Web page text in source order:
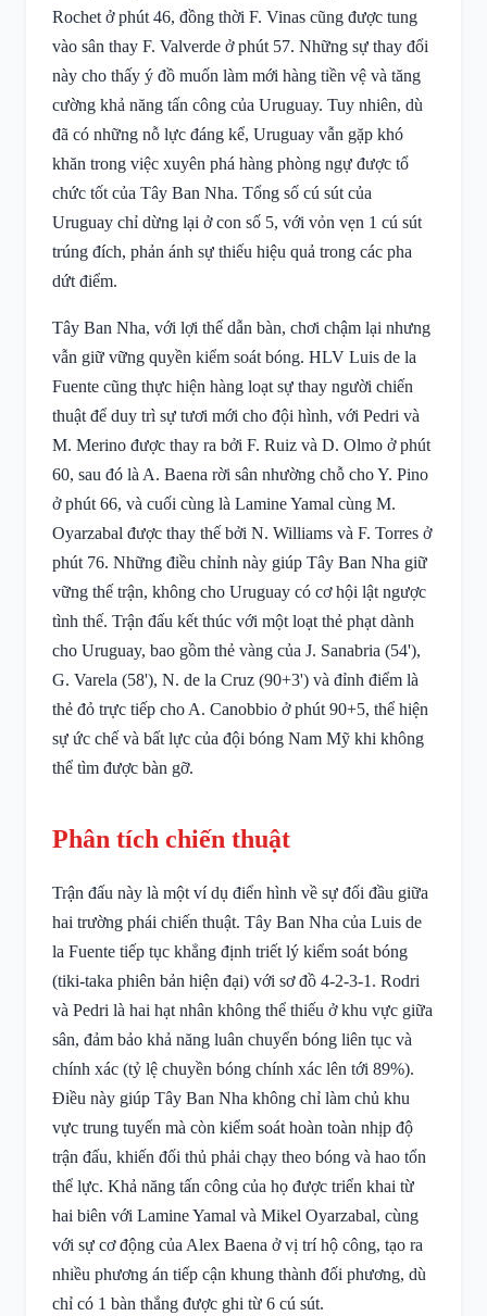
Rochet ở phút 46, đồng thời F. Vinas cũng được tung
vào sân thay F. Valverde ở phút 57. Những sự thay đổi
này cho thấy ý đồ muốn làm mới hàng tiền vệ và tăng
cường khả năng tấn công của Uruguay. Tuy nhiên, dù
đã có những nỗ lực đáng kể, Uruguay vẫn gặp khó
khăn trong việc xuyên phá hàng phòng ngự được tổ
chức tốt của Tây Ban Nha. Tổng số cú sút của
Uruguay chỉ dừng lại ở con số 5, với vỏn vẹn 1 cú sút
trúng đích, phản ánh sự thiếu hiệu quả trong các pha
dứt điểm.
Tây Ban Nha, với lợi thế dẫn bàn, chơi chậm lại nhưng
vẫn giữ vững quyền kiểm soát bóng. HLV Luis de la
Fuente cũng thực hiện hàng loạt sự thay người chiến
thuật để duy trì sự tươi mới cho đội hình, với Pedri và
M. Merino được thay ra bởi F. Ruiz và D. Olmo ở phút
60, sau đó là A. Baena rời sân nhường chỗ cho Y. Pino
ở phút 66, và cuối cùng là Lamine Yamal cùng M.
Oyarzabal được thay thế bởi N. Williams và F. Torres ở
phút 76. Những điều chỉnh này giúp Tây Ban Nha giữ
vững thế trận, không cho Uruguay có cơ hội lật ngược
tình thế. Trận đấu kết thúc với một loạt thẻ phạt dành
cho Uruguay, bao gồm thẻ vàng của J. Sanabria (54'),
G. Varela (58'), N. de la Cruz (90+3') và đỉnh điểm là
thẻ đỏ trực tiếp cho A. Canobbio ở phút 90+5, thể hiện
sự ức chế và bất lực của đội bóng Nam Mỹ khi không
thể tìm được bàn gỡ.
Phân tích chiến thuật
Trận đấu này là một ví dụ điển hình về sự đối đầu giữa
hai trường phái chiến thuật. Tây Ban Nha của Luis de
la Fuente tiếp tục khẳng định triết lý kiểm soát bóng
(tiki-taka phiên bản hiện đại) với sơ đồ 4-2-3-1. Rodri
và Pedri là hai hạt nhân không thể thiếu ở khu vực giữa
sân, đảm bảo khả năng luân chuyển bóng liên tục và
chính xác (tỷ lệ chuyền bóng chính xác lên tới 89%).
Điều này giúp Tây Ban Nha không chỉ làm chủ khu
vực trung tuyến mà còn kiểm soát hoàn toàn nhịp độ
trận đấu, khiến đối thủ phải chạy theo bóng và hao tổn
thể lực. Khả năng tấn công của họ được triển khai từ
hai biên với Lamine Yamal và Mikel Oyarzabal, cùng
với sự cơ động của Alex Baena ở vị trí hộ công, tạo ra
nhiều phương án tiếp cận khung thành đối phương, dù
chỉ có 1 bàn thắng được ghi từ 6 cú sút.